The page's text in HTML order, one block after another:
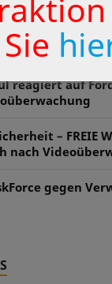
nach einer
reagiert auf
– FREIE
nach
gegen
Sie